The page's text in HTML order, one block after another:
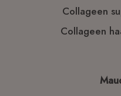
Collageen
Collageen